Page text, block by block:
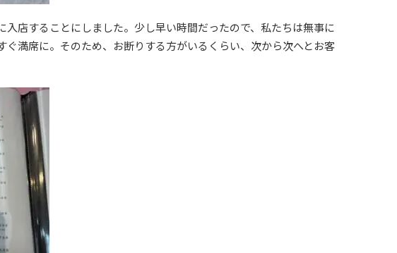
入店することにしました。少し早い時間だったので、私たちは無事に
ぐ満席に。そのため、お断りする方がいるくらい、次から次へとお客